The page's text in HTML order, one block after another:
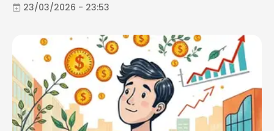
23/03/2026 - 23:53